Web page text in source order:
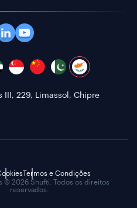
III, 229, Limassol, Chipre
© 2026 Shufti. Todos os direitos
reservados.
Termos e Condições